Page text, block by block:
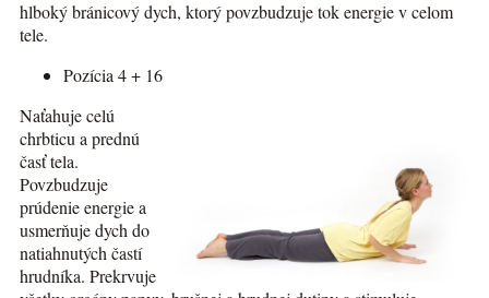
hlboký bránicový dych, ktorý povzbudzuje tok energie v celom
tele.
Pozícia 4 + 16
Naťahuje celú
chrbticu a prednú
časť tela.
Povzbudzuje
prúdenie energie a
usmerňuje dych do
natiahnutých častí
hrudníka. Prekrvuje